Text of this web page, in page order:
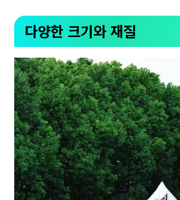
다양한 크기와 재질